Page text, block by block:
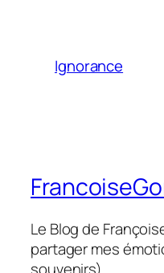
Ignorance
Le Blog de
partager mes
souvenirs)